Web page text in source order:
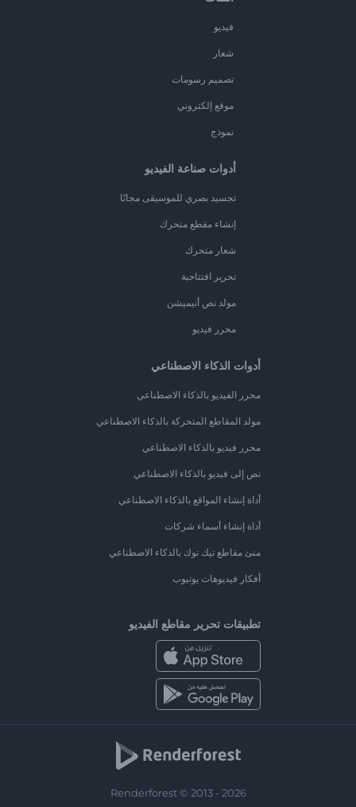
فيديو
شعار
تصميم رسومات
موقع إلكتروني
نموذج
أدوات صناعة الفيديو
تجسيد بصري للموسيقى مجانًا
إنشاء مقطع متحرك
شعار متحرك
تحرير افتتاحية
مولد نص أنيميشن
محرر فيديو
أدوات الذكاء الاصطناعي
محرر الفيديو بالذكاء الاصطناعي
مولد المقاطع المتحركة بالذكاء الاصطناعي
محرر فيديو بالذكاء الاصطناعي
نص إلى فيديو بالذكاء الاصطناعي
أداة إنشاء المواقع بالذكاء الاصطناعي
أداة إنشاء أسماء شركات
منئ مقاطع تيك توك بالذكاء الاصطناعي
أفكار فيديوهات يوتيوب
تطبيقات تحرير مقاطع الفيديو
Renderforest © 2013 - 2026